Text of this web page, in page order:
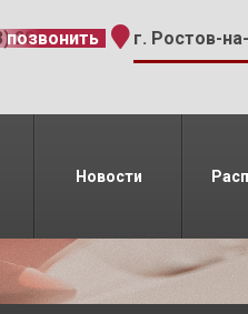
206-15-15
позвонить г. Ростов-
Новости